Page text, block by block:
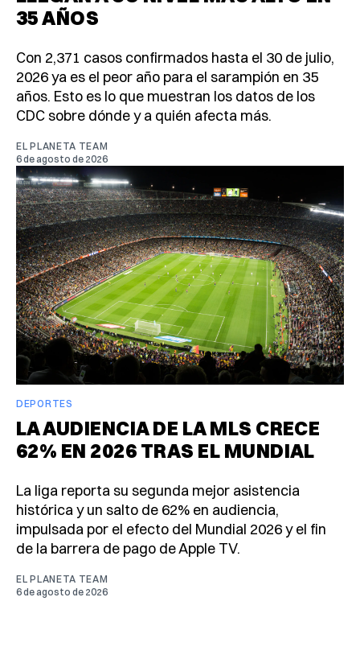
35 AÑOS
Con 2,371 casos confirmados hasta el 30 de julio,
2026 ya es el peor año para el sarampión en 35
años. Esto es lo que muestran los datos de los
CDC sobre dónde y a quién afecta más.
EL PLANETA TEAM
6 de agosto de 2026
DEPORTES
LA AUDIENCIA DE LA MLS CRECE
62% EN 2026 TRAS EL MUNDIAL
La liga reporta su segunda mejor asistencia
histórica y un salto de 62% en audiencia,
impulsada por el efecto del Mundial 2026 y el fin
de la barrera de pago de Apple TV.
EL PLANETA TEAM
6 de agosto de 2026